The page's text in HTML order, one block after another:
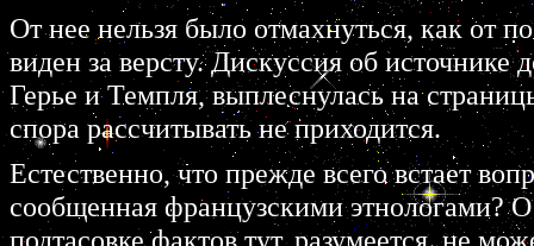
От нее нельзя было отмахнуться, как от
виден за версту. Дискуссия об
Герье и Темпля, выплеснулась на
спора рассчитывать не приходится.
Естественно, что прежде всего встает
сообщенная французскими этнологами?
подтасовке фактов тут, разумеется, не